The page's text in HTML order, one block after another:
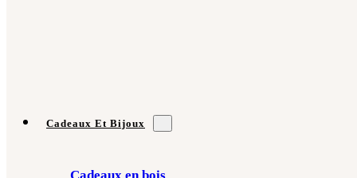
Cadeaux Et Bijoux